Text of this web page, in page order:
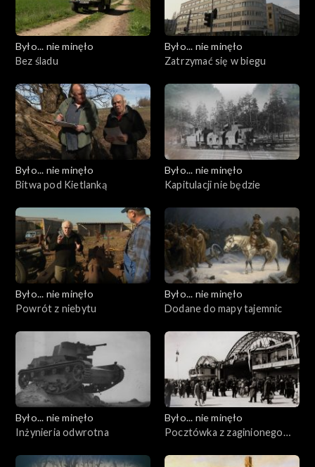
Było... nie minęło
Bez śladu
Było... nie minęło
Zatrzymać się w biegu
Było... nie minęło
Bitwa pod Kietlanką
Było... nie minęło
Kapitulacji nie będzie
Było... nie minęło
Powrót z niebytu
Było... nie minęło
Dodane do mapy tajemnic
Było... nie minęło
Inżynieria odwrotna
Było... nie minęło
Pocztówka z zaginionego